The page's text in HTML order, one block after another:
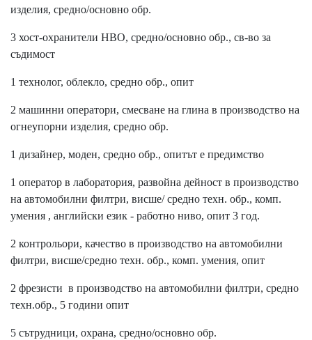
изделия, средно/основно обр.
3 хост-охранители НВО, средно/основно обр., св-во за
съдимост
1 технолог, облекло, средно обр., опит
2 машинни оператори, смесване на глина в производство на
огнеупорни изделия, средно обр.
1 дизайнер, моден, средно обр., опитът е предимство
1 оператор в лаборатория, развойна дейност в производство
на автомобилни филтри, висше/ средно техн. обр., комп.
умения , английски език - работно ниво, опит 3 год.
2 контрольори, качество в производство на автомобилни
филтри, висше/средно техн. обр., комп. умения, опит
2 фрезисти в производство на автомобилни филтри, средно
техн.обр., 5 години опит
5 сътрудници, охрана, средно/основно обр.